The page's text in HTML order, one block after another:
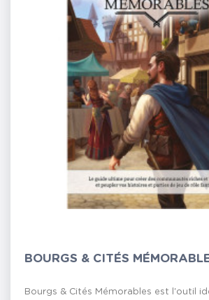
BOURGS & CITÉS
Bourgs & Cités Mémorables est l'outil